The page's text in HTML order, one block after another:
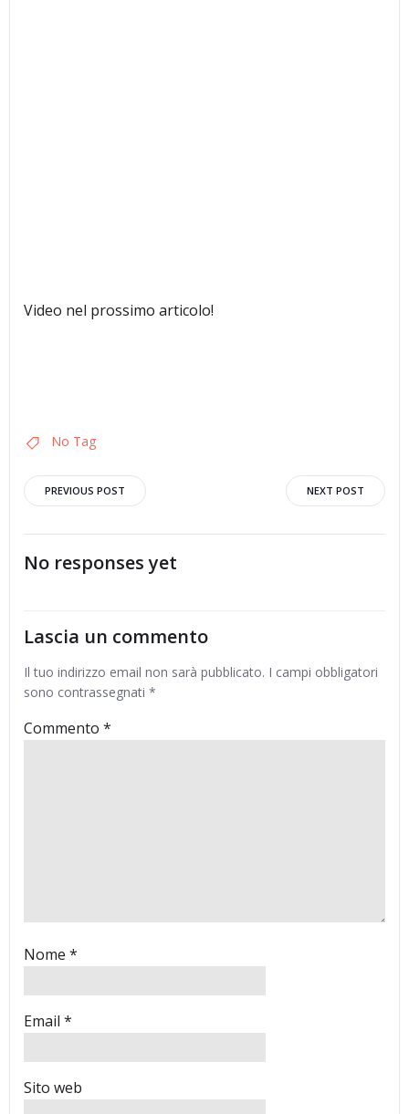
Video nel prossimo articolo!
No Tag
Post
navigation
PREVIOUS POST
navigation
NEXT POST
No responses yet
Lascia un commento
Il tuo indirizzo email non sarà pubblicato. I campi obbligatori
sono contrassegnati *
Commento *
Nome *
Email *
Sito web